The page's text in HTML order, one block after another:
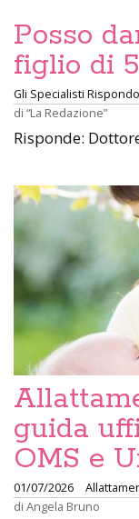
Posso
figlio di
Gli Specialisti
di “La Redazione”
Risponde:
guida
OMS e
01/07/2026
di Angela Bruno